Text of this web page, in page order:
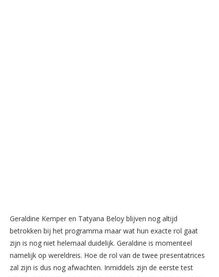
Geraldine Kemper en Tatyana Beloy blijven nog altijd
betrokken bij het programma maar wat hun exacte rol gaat
zijn is nog niet helemaal duidelijk. Geraldine is momenteel
namelijk op wereldreis. Hoe de rol van de twee presentatrices
zal zijn is dus nog afwachten. Inmiddels zijn de eerste test